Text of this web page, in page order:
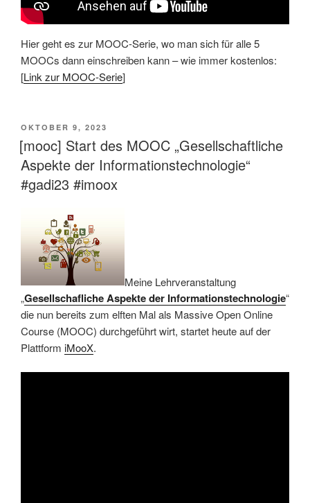
Hier geht es zur MOOC-Serie, wo man sich für alle 5
MOOCs dann einschreiben kann – wie immer kostenlos:
[Link zur MOOC-Serie]
VERÖFFENTLICHT
AM
OKTOBER 9, 2023
[mooc] Start des MOOC „Gesellschaftliche
Aspekte der Informationstechnologie“
#gadi23 #imoox
Meine Lehrveranstaltung
„Gesellschafliche Aspekte der Informationstechnologie“
die nun bereits zum elften Mal als Massive Open Online
Course (MOOC) durchgeführt wirt, startet heute auf der
Plattform iMooX.